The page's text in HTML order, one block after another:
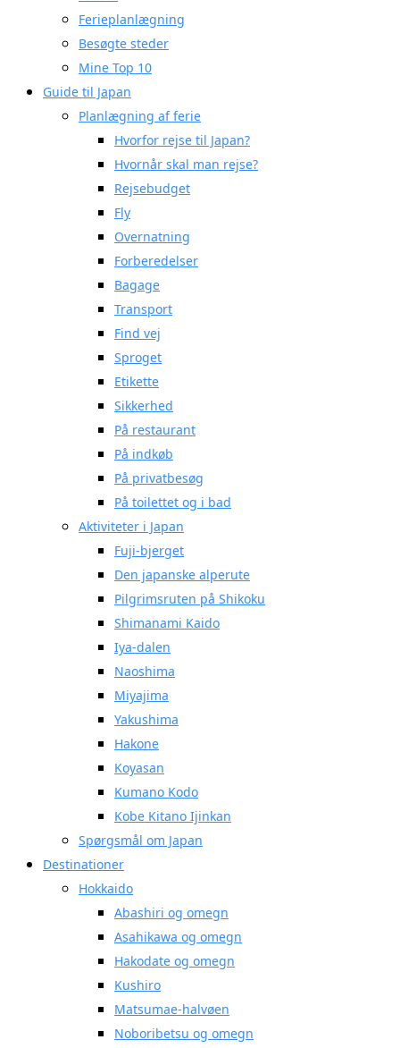
Ferieplanlægning
Besøgte steder
Mine Top 10
Guide til Japan
Planlægning af ferie
Hvorfor rejse til Japan?
Hvornår skal man rejse?
Rejsebudget
Fly
Overnatning
Forberedelser
Bagage
Transport
Find vej
Sproget
Etikette
Sikkerhed
På restaurant
På indkøb
På privatbesøg
På toilettet og i bad
Aktiviteter i Japan
Fuji-bjerget
Den japanske alperute
Pilgrimsruten på Shikoku
Shimanami Kaido
Iya-dalen
Naoshima
Miyajima
Yakushima
Hakone
Koyasan
Kumano Kodo
Kobe Kitano Ijinkan
Spørgsmål om Japan
Destinationer
Hokkaido
Abashiri og omegn
Asahikawa og omegn
Hakodate og omegn
Kushiro
Matsumae-halvøen
Noboribetsu og omegn